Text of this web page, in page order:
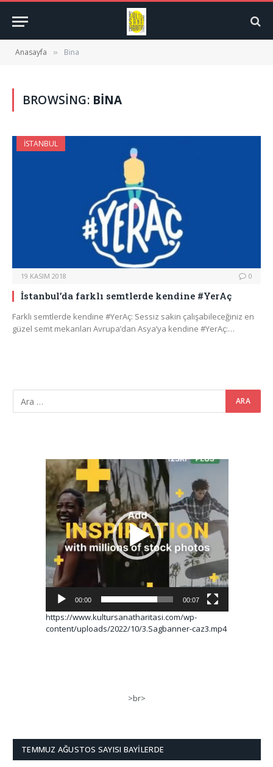
Anasayfa » Bina
BROWSING: BINA
İSTANBUL
19 KASIM 2018 0
İstanbul’da farklı semtlerde kendine #YerAç
Farklı semtlerde kendine #YerAç: Sessiz sakin çalışabileceğiniz en
güzel semt mekanları Avrupa’dan Asya’ya kendine #YerAç:…
Video
oynatıcı
00:00 00:07
https://www.kultursanatharitasi.com/wp-
content/uploads/2022/10/3.Sagbanner-caz3.mp4
>br>
TEMMUZ AĞUSTOS SAYISI BAYILERDE